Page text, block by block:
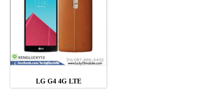
LG G4 4G LTE